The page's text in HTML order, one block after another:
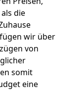
die
wir über
von
somit
eine